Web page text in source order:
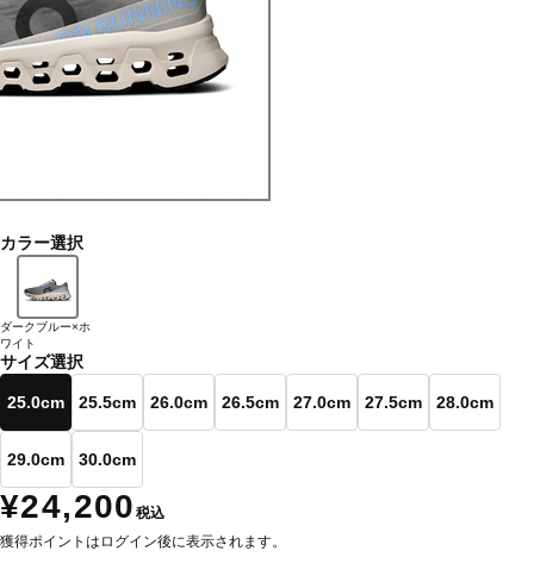
カラー選択
ダークブルー×ホ
ワイト
サイズ選択
25.0cm 25.5cm 26.0cm 26.5cm 27.0cm 27.5cm 28.0cm
29.0cm 30.0cm
¥24,200 税込
獲得ポイントはログイン後に表示されます。